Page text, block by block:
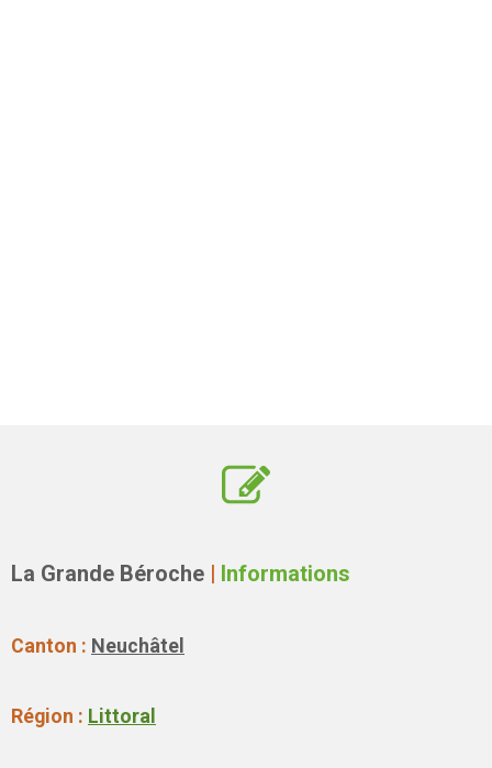
La Grande Béroche | Informations
Canton : Neuchâtel
Région : Littoral